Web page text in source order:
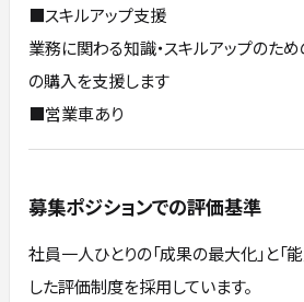
■スキルアップ⽀援
業務に関わる知識‧スキルアップのた
の購⼊を⽀援します
■営業⾞あり
募集ポジションでの評価基準
社員一人ひとりの「成果の最大化」と「
した評価制度を採用しています。